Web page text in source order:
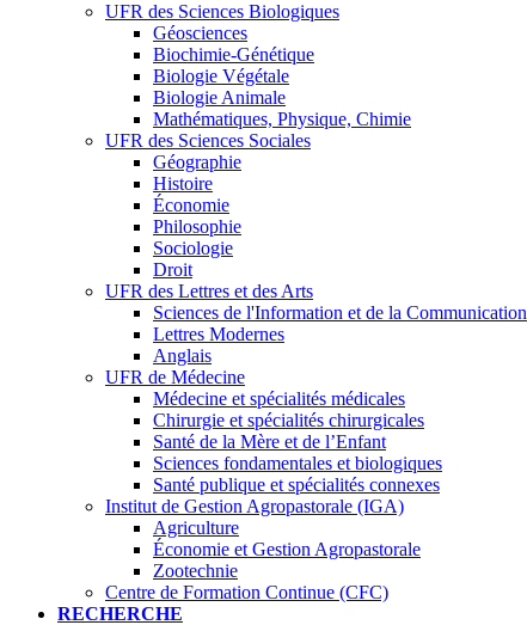
UFR des Sciences Biologiques
Géosciences
Biochimie-Génétique
Biologie Végétale
Biologie Animale
Mathématiques, Physique, Chimie
UFR des Sciences Sociales
Géographie
Histoire
Économie
Philosophie
Sociologie
Droit
UFR des Lettres et des Arts
Sciences de l'Information et de la Communication
Lettres Modernes
Anglais
UFR de Médecine
Médecine et spécialités médicales
Chirurgie et spécialités chirurgicales
Santé de la Mère et de l’Enfant
Sciences fondamentales et biologiques
Santé publique et spécialités connexes
Institut de Gestion Agropastorale (IGA)
Agriculture
Économie et Gestion Agropastorale
Zootechnie
Centre de Formation Continue (CFC)
RECHERCHE